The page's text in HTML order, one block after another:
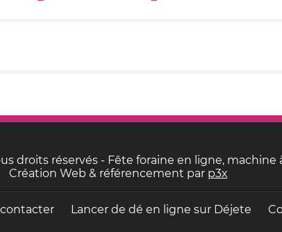
droits réservés - Fête foraine en ligne, machine
Création Web & référencement par p3x
Lancer de dé en ligne sur Déjete